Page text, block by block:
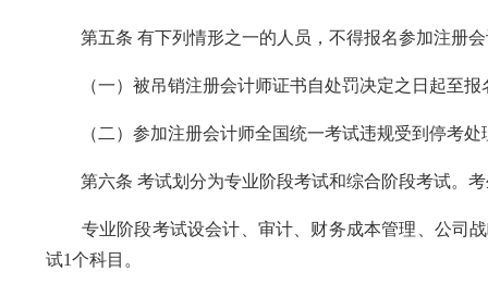
第五条 有下列情形之一的人员，不得报名参加注册会
（一）被吊销注册会计师证书自处罚决定之日起至报
（二）参加注册会计师全国统一考试违规受到停考处
第六条 考试划分为专业阶段考试和综合阶段考试。考
专业阶段考试设会计、审计、财务成本管理、公司战
试1个科目。